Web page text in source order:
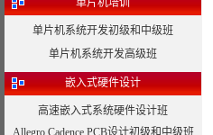
单片机培训
单片机系统开发初级和中级班
单片机系统开发高级班
嵌入式硬件设计
高速嵌入式系统硬件设计班
Allegro Cadence PCB设计初级和中级班